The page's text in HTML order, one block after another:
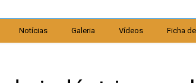
Notícias Galeria Vídeos Ficha